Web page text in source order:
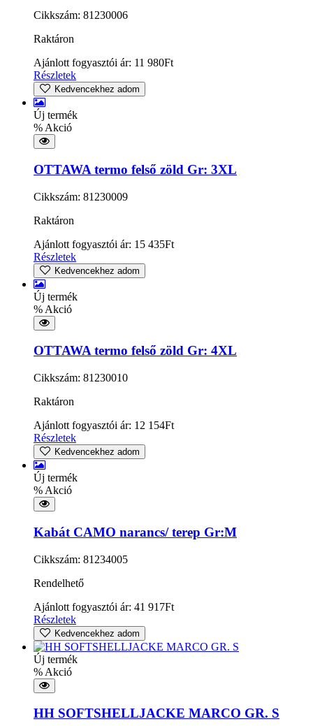
Cikkszám: 81230006
Raktáron
Ajánlott fogyasztói ár: 11 980Ft
Részletek
Kedvencekhez adom
Új termék
% Akció
OTTAWA termo felső zöld Gr: 3XL
Cikkszám: 81230009
Raktáron
Ajánlott fogyasztói ár: 15 435Ft
Részletek
Kedvencekhez adom
Új termék
% Akció
OTTAWA termo felső zöld Gr: 4XL
Cikkszám: 81230010
Raktáron
Ajánlott fogyasztói ár: 12 154Ft
Részletek
Kedvencekhez adom
Új termék
% Akció
Kabát CAMO narancs/ terep Gr:M
Cikkszám: 81234005
Rendelhető
Ajánlott fogyasztói ár: 41 917Ft
Részletek
Kedvencekhez adom
Új termék
% Akció
HH SOFTSHELLJACKE MARCO GR. S